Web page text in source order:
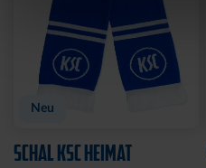
Neu
SCHAL KSC HEIMAT